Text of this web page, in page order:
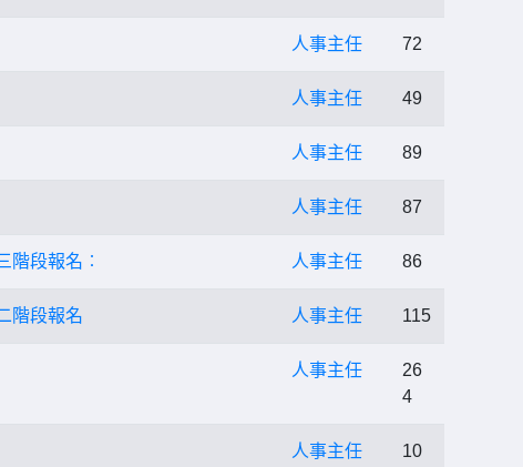
人事主任 72
人事主任 49
人事主任 89
人事主任 87
階段報名︰ 人事主任 86
階段報名 人事主任 115
人事主任
26
4
人事主任
10